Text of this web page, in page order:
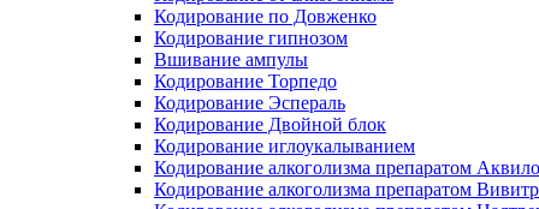
Кодирование по Довженко
Кодирование гипнозом
Вшивание ампулы
Кодирование Торпедо
Кодирование Эспераль
Кодирование Двойной блок
Кодирование иглоукалыванием
Кодирование алкоголизма препаратом
Кодирование алкоголизма препаратом